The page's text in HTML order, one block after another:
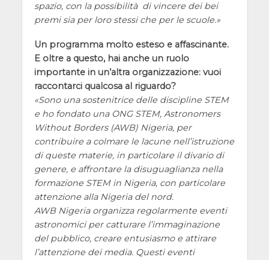
spazio, con la possibilità di vincere dei bei
premi sia per loro stessi che per le scuole.
Un programma molto esteso e affascinante.
E oltre a questo, hai anche un ruolo
importante in un’altra organizzazione: vuoi
raccontarci qualcosa al riguardo?
Sono una sostenitrice delle discipline STEM
e ho fondato una ONG STEM, Astronomers
Without Borders (AWB) Nigeria, per
contribuire a colmare le lacune nell’istruzione
di queste materie, in particolare il divario di
genere, e affrontare la disuguaglianza nella
formazione STEM in Nigeria, con particolare
attenzione alla Nigeria del nord.
AWB Nigeria organizza regolarmente eventi
astronomici per catturare l’immaginazione
del pubblico, creare entusiasmo e attirare
l’attenzione dei media. Questi eventi